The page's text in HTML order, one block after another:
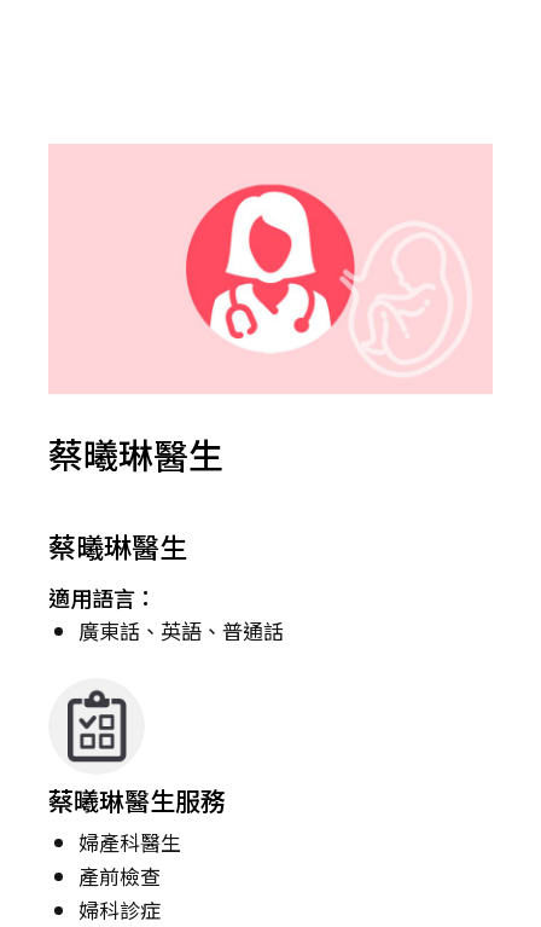
蔡曦琳醫生
蔡曦琳醫生
適用語言：
廣東話、英語、普通話
蔡曦琳醫生服務
婦產科醫生
產前檢查
婦科診症